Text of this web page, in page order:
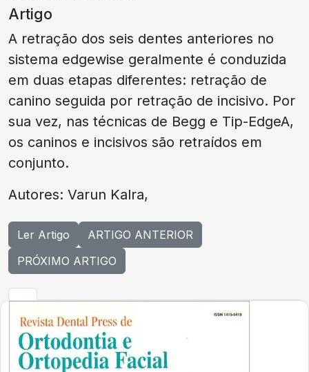
Artigo
A retração dos seis dentes anteriores no
sistema edgewise geralmente é conduzida
em duas etapas diferentes: retração de
canino seguida por retração de incisivo. Por
sua vez, nas técnicas de Begg e Tip-EdgeA,
os caninos e incisivos são retraídos em
conjunto.
Autores: Varun Kalra,
Ler Artigo
ARTIGO ANTERIOR
PRÓXIMO ARTIGO